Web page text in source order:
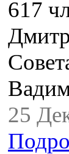
617
25